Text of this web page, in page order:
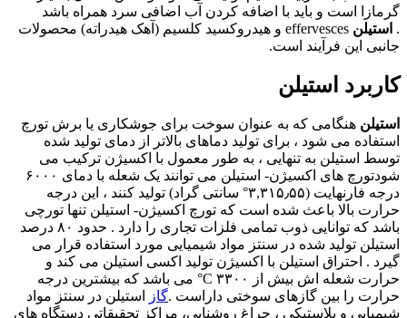
گرمازا است و باید با اضافه کردن آب اضافی سرد همراه باشد
. استیلن
effervesces و هیدروکسید کلسیم (آهک هیدراته) محصولات
جانبی این فرآیند است.
کاربرد استیلن
استیلن هنگامی که به عنوان سوخت برای جوشکاری یا برش تورچ
استفاده می شود ، برای تولید دماهای بالاتر از دمای تولید شده
توسط استیلن به تنهایی ، به طور معمول با اکسیژن ترکیب می
شودتورچ های اکسیژن- استیلن می توانند یک شعله با دمای ۶۰۰۰
درجه فارنهایت (۳,۳۱۵٫۵۵° سانتی گراد) تولید کنند ، این درجه
حرارت بالا باعث شده است که تورچ اکسیژن- استیلن تنها تورچی
باشد که توانایی ذوب تمامی فلزات تجاری را دارد . حدود ۸۰ درصد
استیلن تولید شده در سنتز مواد شیمیایی مورد استفاده قرار می
گیرد . احتراق استیلن با اکسیژن تولید اکسی استیلن می کند و
حرارت شعله اش بیش از ۳۳۰۰ C° می باشد که بیشترین درجه
حرارت را بین گازهای سوختی داراست .گاز
استیلن در سنتز مواد
شیمیایی و پلاستیکی ، چراغ روشنایی، مراکز تحقیقاتی دستگاه های